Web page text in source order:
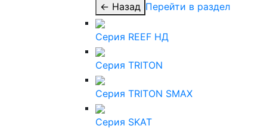
← Назад Перейти в раздел
Серия REEF НД
Серия TRITON
Серия TRITON SMAX
Серия SKAT